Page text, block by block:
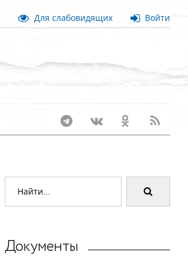
Для слабовидящих Войти
Документы